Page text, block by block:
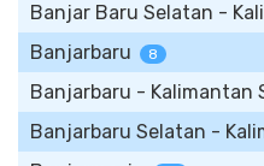
Banjar Baru Selatan -
Banjarbaru 8
Banjarbaru - Kalimantan
Banjarbaru Selatan -